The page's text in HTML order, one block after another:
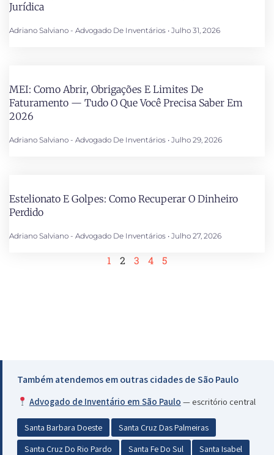
Jurídica
Adriano Salviano - Advogado De Inventários Julho 31, 2026
MEI: Como Abrir, Obrigações E Limites De
Faturamento — Tudo O Que Você Precisa Saber Em
2026
Adriano Salviano - Advogado De Inventários Julho 29, 2026
Estelionato E Golpes: Como Recuperar O Dinheiro
Perdido
Adriano Salviano - Advogado De Inventários Julho 27, 2026
1 2 3 4 5
Também atendemos em outras cidades de São Paulo
Advogado de Inventário em São Paulo — escritório central
Santa Barbara Doeste
Santa Cruz Das Palmeiras
Santa Cruz Do Rio Pardo
Santa Fe Do Sul
Santa Isabel